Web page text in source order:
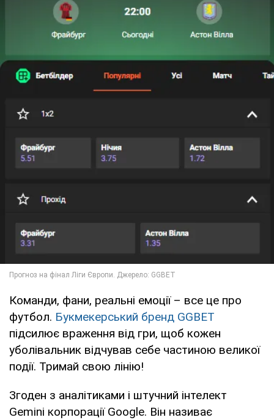
Команди, фани, реальні емоції – все це про
футбол. Букмекерський бренд GGBET
підсилює враження від гри, щоб кожен
уболівальник відчував себе частиною великої
події. Тримай свою лінію!
Згоден з аналітиками і штучний інтелект
Gemini корпорації Google. Він називає